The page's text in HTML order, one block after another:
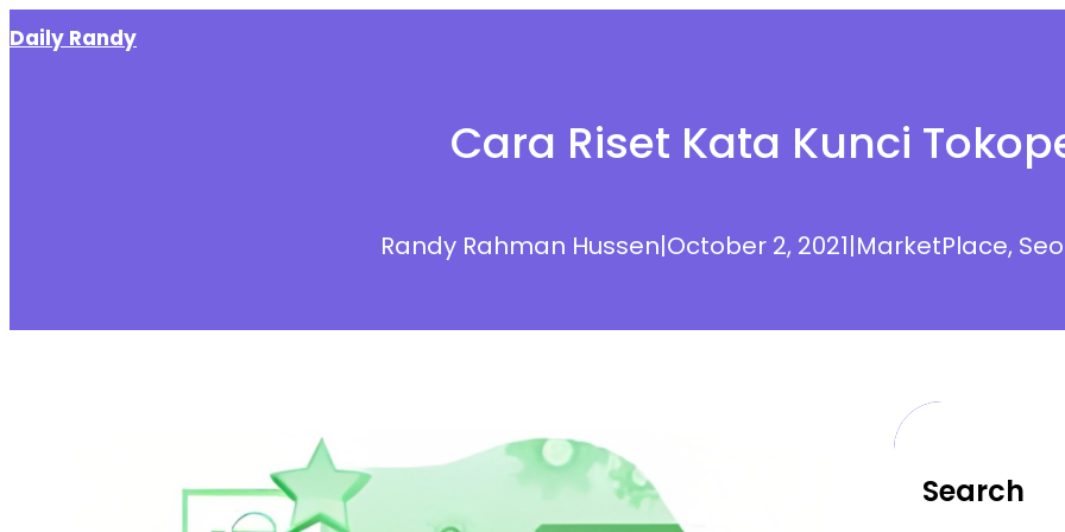
to
Daily Randy
Cara Riset Kata Kunci
Randy Rahman Hussen|October 2, 2021|MarketPlace, Seo
Search